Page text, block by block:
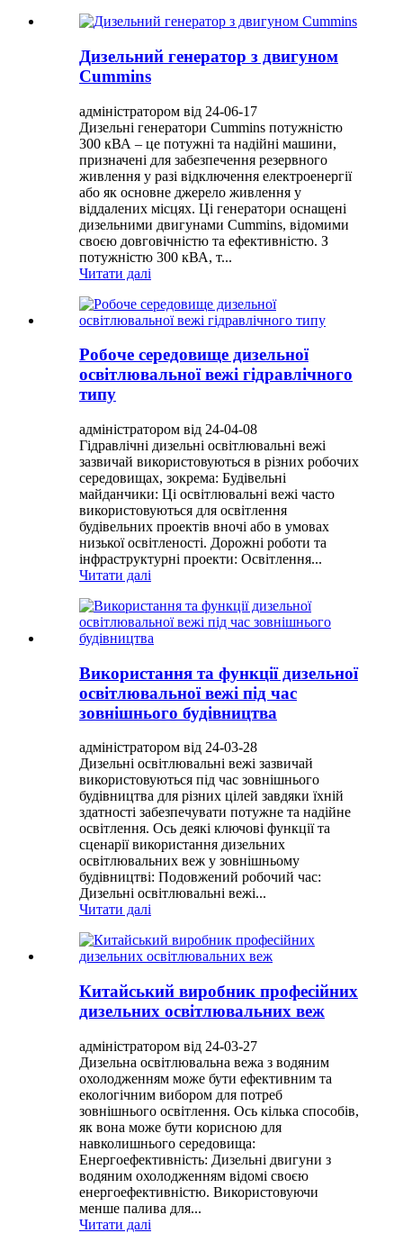
Дизельний генератор з двигуном
Cummins
адміністратором від 24-06-17
Дизельні генератори Cummins потужністю
300 кВА – це потужні та надійні машини,
призначені для забезпечення резервного
живлення у разі відключення електроенергії
або як основне джерело живлення у
віддалених місцях. Ці генератори оснащені
дизельними двигунами Cummins, відомими
своєю довговічністю та ефективністю. З
потужністю 300 кВА, т...
Читати далі
Робоче середовище дизельної
освітлювальної вежі гідравлічного
типу
адміністратором від 24-04-08
Гідравлічні дизельні освітлювальні вежі
зазвичай використовуються в різних робочих
середовищах, зокрема: Будівельні
майданчики: Ці освітлювальні вежі часто
використовуються для освітлення
будівельних проектів вночі або в умовах
низької освітленості. Дорожні роботи та
інфраструктурні проекти: Освітлення...
Читати далі
Використання та функції дизельної
освітлювальної вежі під час
зовнішнього будівництва
адміністратором від 24-03-28
Дизельні освітлювальні вежі зазвичай
використовуються під час зовнішнього
будівництва для різних цілей завдяки їхній
здатності забезпечувати потужне та надійне
освітлення. Ось деякі ключові функції та
сценарії використання дизельних
освітлювальних веж у зовнішньому
будівництві: Подовжений робочий час:
Дизельні освітлювальні вежі...
Читати далі
Китайський виробник професійних
дизельних освітлювальних веж
адміністратором від 24-03-27
Дизельна освітлювальна вежа з водяним
охолодженням може бути ефективним та
екологічним вибором для потреб
зовнішнього освітлення. Ось кілька способів,
як вона може бути корисною для
навколишнього середовища:
Енергоефективність: Дизельні двигуни з
водяним охолодженням відомі своєю
енергоефективністю. Використовуючи
менше палива для...
Читати далі